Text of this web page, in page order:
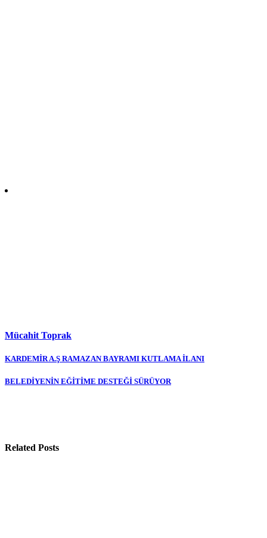
Mücahit Toprak
Yazı
gezinmesi
KARDEMİR A.Ş RAMAZAN BAYRAMI KUTLAMA İLANI
BELEDİYENİN EĞİTİME DESTEĞİ SÜRÜYOR
Related Posts